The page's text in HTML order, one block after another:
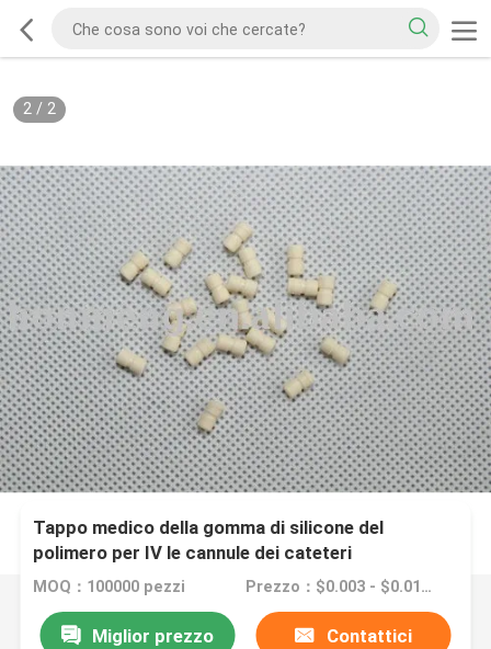
2/ 2
Tappo medico della gomma di silicone del
polimero per IV le cannule dei cateteri
MOQ：100000 pezzi Prezzo：$0.003 - $0.015/pieces
Miglior prezzo Contattici